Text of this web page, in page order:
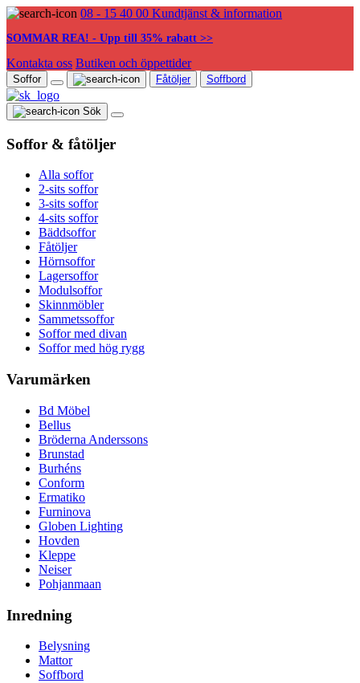
08 - 15 40 00 Kundtjänst & information
SOMMAR REA! - Upp till 35% rabatt >>
Kontakta oss Butiken och öppettider
Soffor Fåtöljer Soffbord
Sök
Soffor & fåtöljer
Alla soffor
2-sits soffor
3-sits soffor
4-sits soffor
Bäddsoffor
Fåtöljer
Hörnsoffor
Lagersoffor
Modulsoffor
Skinnmöbler
Sammetssoffor
Soffor med divan
Soffor med hög rygg
Varumärken
Bd Möbel
Bellus
Bröderna Anderssons
Brunstad
Burhéns
Conform
Ermatiko
Furninova
Globen Lighting
Hovden
Kleppe
Neiser
Pohjanmaan
Inredning
Belysning
Mattor
Soffbord